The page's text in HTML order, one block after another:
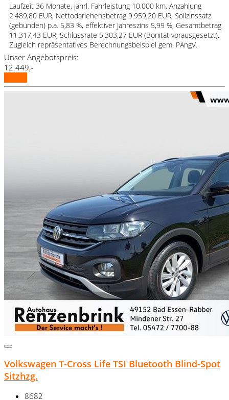
Laufzeit 36 Monate, jährl. Fahrleistung 10.000 km, Anzahlung
2.489,80 EUR, Nettodarlehensbetrag 9.959,20 EUR, Sollzinssatz
(gebunden) p.a. 5,83 %, effektiver Jahreszins 5,99 %, Gesamtbetrag
11.317,43 EUR, Schlussrate 5.303,27 EUR (Bonität vorausgesetzt).
Zugleich repräsentatives Berechnungsbeispiel gem. PAngV.
Unser Angebotspreis:
12.449,-
Volkswagen T-Cross Life TSI Bluetooth Blind-Spot
Sitzhzg.
8682